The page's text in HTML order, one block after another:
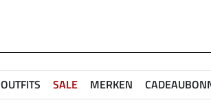
OUTFITS SALE MERKEN